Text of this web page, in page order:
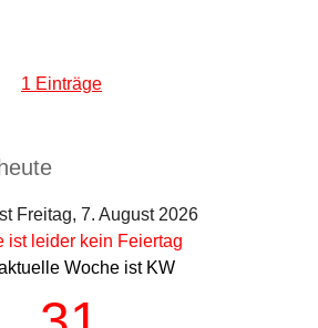
1 Einträge
Freitag, 7. August 2026
ist leider kein Feiertag
Woche ist KW